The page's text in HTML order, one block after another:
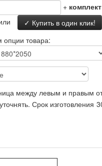
+ комплект
✓ Купить в один клик!
товара:
между левым и правым
Срок